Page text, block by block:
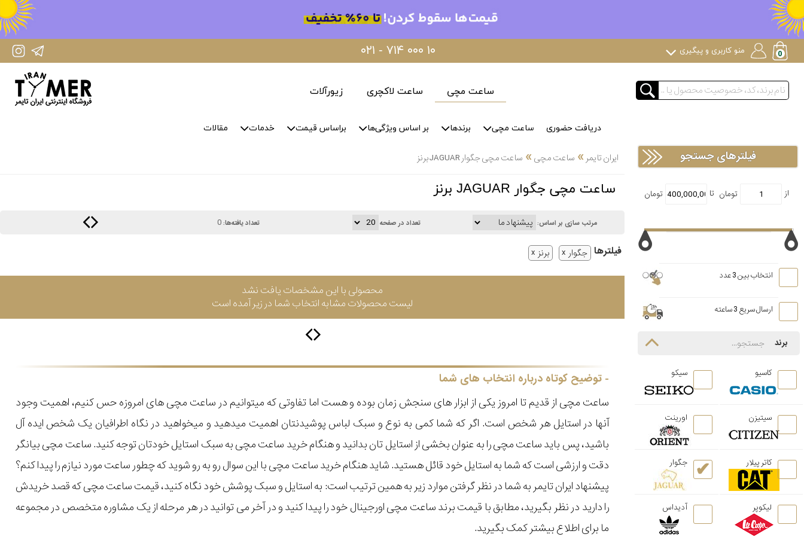
IranTimer Instagram Page ۰۲۱ - ۷۱۴ ۰۰۰ ۱۰ منو کاربری و پیگیری
ساعت مچی ساعت لاکچری زیورآلات
دریافت حضوری ساعت مچی برندها بر اساس ویژگی‌ها براساس قیمت خدمات مقالات
ایران تایمر » ساعت مچی» ساعت مچی جگوار JAGUAR برنز
ساعت مچی جگوار JAGUAR برنز
مرتب سازی بر اساس: تعداد در صفحه تعداد یافته‌ها:0
فیلتر‌ها جگوار برنز
محصولی با این مشخصات یافت نشد
لیست محصولات مشابه انتخاب شما در زیر آمده است
توضیح کوتاه درباره انتخاب های شما
ساعت مچی از قدیم تا امروز یکی از ابزار های سنجش زمان بوده و هست اما تفاوتی که میتوانیم در ساعت مچی های امروزه حس کنیم، اهمیت وجود
آنها در استایل هر شخص است. اگر که شما کمی به نوع و سبک لباس پوشیدنتان اهمیت میدهید و میخواهید در نگاه اطرافیان یک شخص ایده آل
باشید، پس باید ساعت مچی را به عنوان بخشی از استایل تان بدانید و هنگام خرید ساعت مچی به سبک استایل خودتان توجه کنید. ساعت مچی بیانگر
دقت و ارزشی است که شما به استایل خود قائل هستید. شاید هنگام خرید ساعت مچی با این سوال رو به رو شوید که چطور ساعت مورد نیازم را پیدا کنم؟
پیشنهاد ایران تایمر به شما در نظر گرفتن موارد زیر به همین ترتیب است: به استایل و سبک پوشش خود نگاه کنید، قیمت ساعت مچی که قصد خریدش
را دارید در نظر بگیرید، مطابق با قیمت برند ساعت مچی اورجینال خود را پیدا کنید و در آخر می توانید در هر مرحله از یک مشاوره متخصص در مجموعه
ما برای اطلاع بیشتر کمک بگیرید.
فیلترهای جستجو
انتخاب بین 3 عدد
ارسال سریع 3 ساعته
برند
کاسیو سیکو
سیتیزن اورینت
کاتر پیلار جگوار
لیکوپر آدیداس